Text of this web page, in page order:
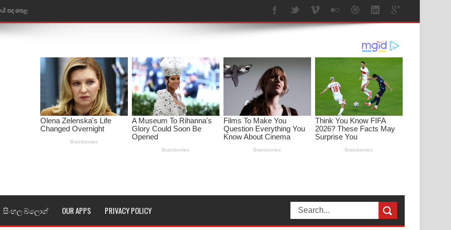
පද පෙළ
පෙළ
ගීතයේ පද පෙළ
සිංහල බ්ලොග් OUR APPS PRIVACY POLICY